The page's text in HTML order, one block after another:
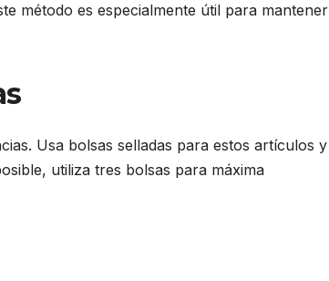
método es especialmente útil para mantener
Usa bolsas selladas para estos artículos y
utiliza tres bolsas para máxima